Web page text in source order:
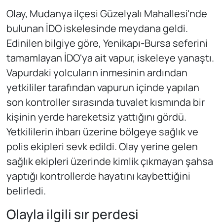
Olay, Mudanya ilçesi Güzelyalı Mahallesi'nde
bulunan İDO iskelesinde meydana geldi.
Edinilen bilgiye göre, Yenikapı-Bursa seferini
tamamlayan İDO'ya ait vapur, iskeleye yanaştı.
Vapurdaki yolcuların inmesinin ardından
yetkililer tarafından vapurun içinde yapılan
son kontroller sırasında tuvalet kısmında bir
kişinin yerde hareketsiz yattığını gördü.
Yetkililerin ihbarı üzerine bölgeye sağlık ve
polis ekipleri sevk edildi. Olay yerine gelen
sağlık ekipleri üzerinde kimlik çıkmayan şahsa
yaptığı kontrollerde hayatını kaybettiğini
belirledi.
Olayla ilgili sır perdesi